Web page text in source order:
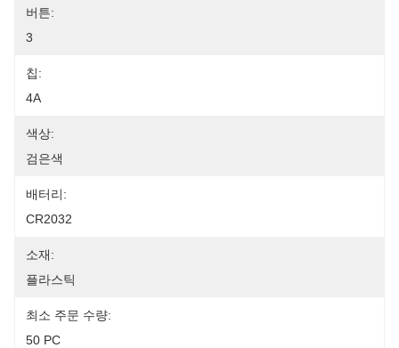
버튼:
3
칩:
4A
색상:
검은색
배터리:
CR2032
소재:
플라스틱
최소 주문 수량:
50 PC